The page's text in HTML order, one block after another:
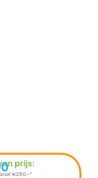
prijs:
€250,-*